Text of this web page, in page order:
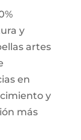
y
artes
en
y
más